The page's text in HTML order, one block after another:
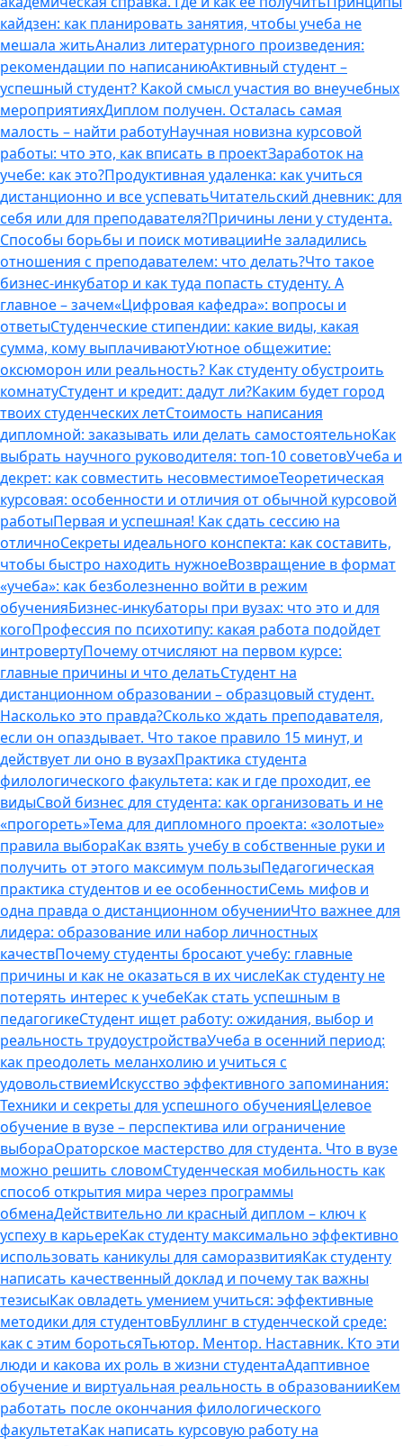
кайдзен: как планировать занятия, чтобы учеба не
мешала житьАнализ литературного произведения:
рекомендации по написаниюАктивный студент –
успешный студент? Какой смысл участия во внеучебных
мероприятияхДиплом получен. Осталась самая
малость – найти работуНаучная новизна курсовой
работы: что это, как вписать в проектЗаработок на
учебе: как это?Продуктивная удаленка: как учиться
дистанционно и все успеватьЧитательский дневник: для
себя или для преподавателя?Причины лени у студента.
Способы борьбы и поиск мотивацииНе заладились
отношения с преподавателем: что делать?Что такое
бизнес-инкубатор и как туда попасть студенту. А
главное – зачем«Цифровая кафедра»: вопросы и
ответыСтуденческие стипендии: какие виды, какая
сумма, кому выплачиваютУютное общежитие:
оксюморон или реальность? Как студенту обустроить
комнатуСтудент и кредит: дадут ли?Каким будет город
твоих студенческих летСтоимость написания
дипломной: заказывать или делать самостоятельноКак
выбрать научного руководителя: топ-10 советовУчеба и
декрет: как совместить несовместимоеТеоретическая
курсовая: особенности и отличия от обычной курсовой
работыПервая и успешная! Как сдать сессию на
отличноСекреты идеального конспекта: как составить,
чтобы быстро находить нужноеВозвращение в формат
«учеба»: как безболезненно войти в режим
обученияБизнес-инкубаторы при вузах: что это и для
когоПрофессия по психотипу: какая работа подойдет
интровертуПочему отчисляют на первом курсе:
главные причины и что делатьСтудент на
дистанционном образовании – образцовый студент.
Насколько это правда?Сколько ждать преподавателя,
если он опаздывает. Что такое правило 15 минут, и
действует ли оно в вузахПрактика студента
филологического факультета: как и где проходит, ее
видыСвой бизнес для студента: как организовать и не
«прогореть»Тема для дипломного проекта: «золотые»
правила выбораКак взять учебу в собственные руки и
получить от этого максимум пользыПедагогическая
практика студентов и ее особенностиСемь мифов и
одна правда о дистанционном обученииЧто важнее для
лидера: образование или набор личностных
качествПочему студенты бросают учебу: главные
причины и как не оказаться в их числеКак студенту не
потерять интерес к учебеКак стать успешным в
педагогикеСтудент ищет работу: ожидания, выбор и
реальность трудоустройстваУчеба в осенний период:
как преодолеть меланхолию и учиться с
удовольствиемИскусство эффективного запоминания:
Техники и секреты для успешного обученияЦелевое
обучение в вузе – перспектива или ограничение
выбораОраторское мастерство для студента. Что в вузе
можно решить словомСтуденческая мобильность как
способ открытия мира через программы
обменаДействительно ли красный диплом – ключ к
успеху в карьереКак студенту максимально эффективно
использовать каникулы для саморазвитияКак студенту
написать качественный доклад и почему так важны
тезисыКак овладеть умением учиться: эффективные
методики для студентовБуллинг в студенческой среде:
как с этим боротьсяТьютор. Ментор. Наставник. Кто эти
люди и какова их роль в жизни студентаАдаптивное
обучение и виртуальная реальность в образованииКем
работать после окончания филологического
факультетаКак написать курсовую работу на